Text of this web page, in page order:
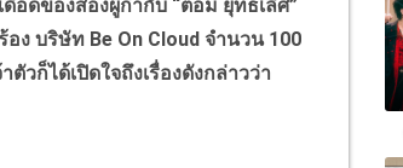
ของสองผู้กำกับ “ต้อม ยุทธเลิศ”
อง บริษัท Be On Cloud จำนวน 100
วก็ได้เปิดใจถึงเรื่องดังกล่าวว่า